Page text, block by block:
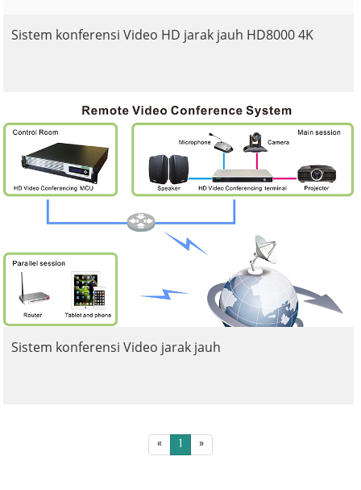
Sistem konferensi Video HD jarak jauh HD8000 4K
Sistem konferensi Video jarak jauh
« 1 »